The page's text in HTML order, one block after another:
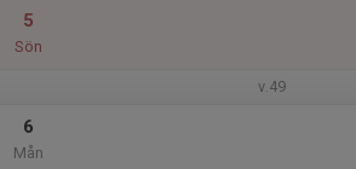
5
Sön
v.49
6
Mån